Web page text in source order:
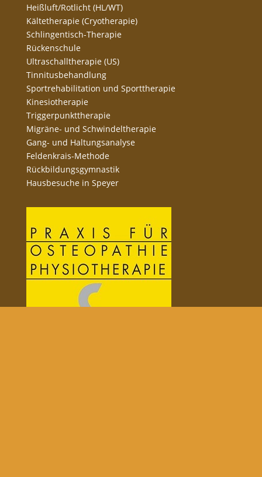
Heißluft/Rotlicht (HL/WT)
Kältetherapie (Cryotherapie)
Schlingentisch-Therapie
Rückenschule
Ultraschalltherapie (US)
Tinnitusbehandlung
Sportrehabilitation und Sporttherapie
Kinesiotherapie
Triggerpunkttherapie
Migräne- und Schwindeltherapie
Gang- und Haltungsanalyse
Feldenkrais-Methode
Rückbildungsgymnastik
Hausbesuche in Speyer